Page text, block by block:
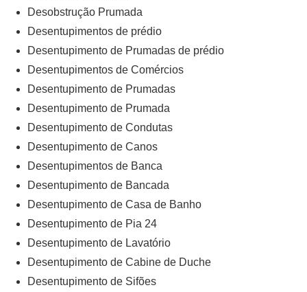
Desobstrução Prumada
Desentupimentos de prédio
Desentupimento de Prumadas de prédio
Desentupimentos de Comércios
Desentupimento de Prumadas
Desentupimento de Prumada
Desentupimento de Condutas
Desentupimento de Canos
Desentupimentos de Banca
Desentupimento de Bancada
Desentupimento de Casa de Banho
Desentupimento de Pia 24
Desentupimento de Lavatório
Desentupimento de Cabine de Duche
Desentupimento de Sifões